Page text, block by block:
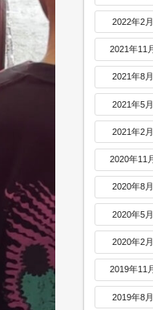
2022年2月
2021年11
2021年8月
2021年5月
2021年2月
2020年11
2020年8月
2020年5月
2020年2月
2019年11月
2019年8月